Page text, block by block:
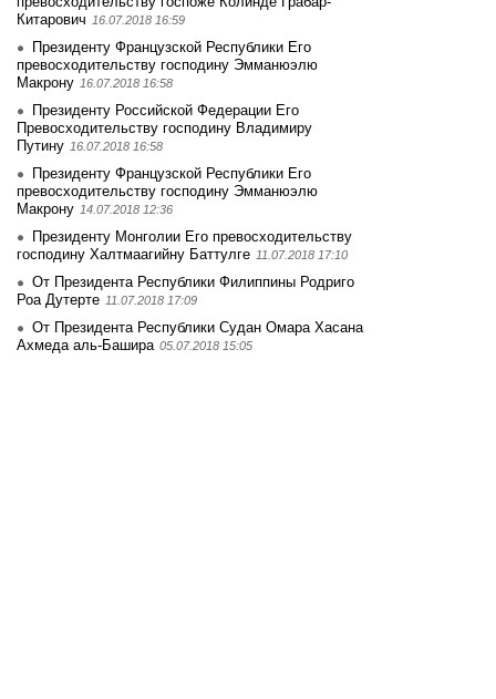
Китарович 16.07.2018 16:59
Президенту Французской Республики Его
превосходительству господину Эмманюэлю
Макрону 16.07.2018 16:58
Президенту Российской Федерации Его
Превосходительству господину Владимиру
Путину 16.07.2018 16:58
Президенту Французской Республики Его
превосходительству господину Эмманюэлю
Макрону 14.07.2018 12:36
Президенту Монголии Его превосходительству
господину Халтмаагийну Баттулге 11.07.2018 17:10
От Президента Республики Филиппины Родриго
Роа Дутерте 11.07.2018 17:09
От Президента Республики Судан Омара Хасана
Ахмеда аль-Башира 05.07.2018 15:05